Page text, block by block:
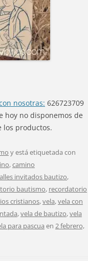
nosotras: 626723709
hoy no disponemos de
los productos.
y está etiquetada con
,camino
invitados bautizo,
bautismo, recordatorio
cristianos,vela,vela con
,vela de bautizo,vela
para pascua en 2 febrero,